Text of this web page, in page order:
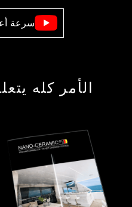
سرعة
الأمر كله